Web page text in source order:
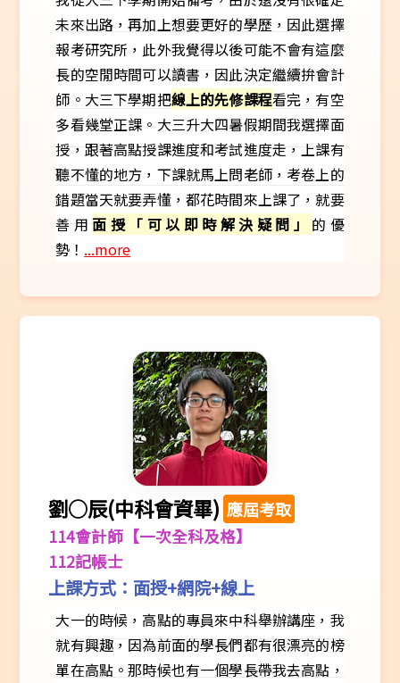
未來出路，再加上想要更好的學歷，因此選擇
報考研究所，此外我覺得以後可能不會有這麼
長的空閒時間可以讀書，因此決定繼續拚會計
師。大三下學期把線上的先修課程看完，有空
多看幾堂正課。大三升大四暑假期間我選擇面
授，跟著高點授課進度和考試進度走，上課有
聽不懂的地方，下課就馬上問老師，考卷上的
錯題當天就要弄懂，都花時間來上課了，就要
善用 面授「可以即時解決疑問」 的優
勢！ ...more
劉○辰(中科會資畢) 應屆考取
114會計師【一次全科及格】
112記帳士
上課方式：面授+網院+線上
大一的時候，高點的專員來中科舉辦講座，我
就有興趣，因為前面的學長們都有很漂亮的榜
單在高點。那時候也有一個學長帶我去高點，